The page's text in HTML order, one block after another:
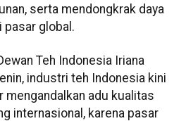
serta mendongkrak daya
global.
Teh Indonesia Iriana
industri teh Indonesia kini
mengandalkan adu kualitas
internasional, karena pasar